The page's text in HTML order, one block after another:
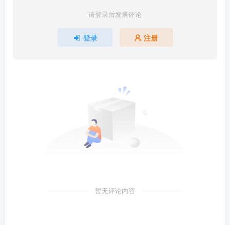
请登录后发表评论
登录 注册
暂无评论内容